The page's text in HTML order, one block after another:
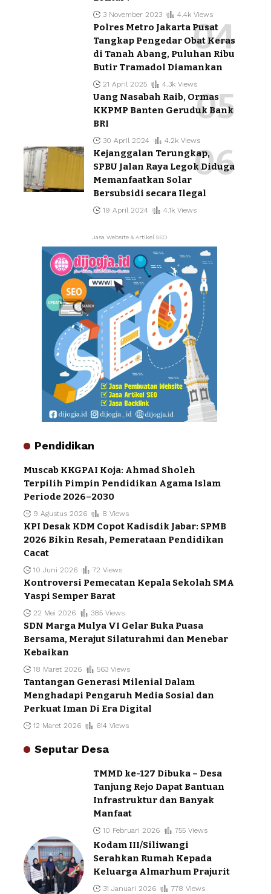
3 November 2023 4.4k Views
Polres Metro Jakarta Pusat
Tangkap Pengedar Obat Keras
di Tanah Abang, Puluhan Ribu
Butir Tramadol Diamankan
21 April 2025 4.3k Views
Uang Nasabah Raib, Ormas
KKPMP Banten Geruduk Bank
BRI
30 April 2024 4.2k Views
Kejanggalan Terungkap,
SPBU Jalan Raya Legok Diduga
Memanfaatkan Solar
Bersubsidi secara Ilegal
19 April 2024 4.1k Views
Jasa Website & Artikel SEO
Pendidikan
Muscab KKGPAI Koja: Ahmad Sholeh
Terpilih Pimpin Pendidikan Agama Islam
Periode 2026–2030
9 Agustus 2026 8 Views
KPI Desak KDM Copot Kadisdik Jabar: SPMB
2026 Bikin Resah, Pemerataan Pendidikan
Cacat
10 Juni 2026 72 Views
Kontroversi Pemecatan Kepala Sekolah SMA
Yaspi Semper Barat
22 Mei 2026 385 Views
SDN Marga Mulya VI Gelar Buka Puasa
Bersama, Merajut Silaturahmi dan Menebar
Kebaikan
18 Maret 2026 563 Views
Tantangan Generasi Milenial Dalam
Menghadapi Pengaruh Media Sosial dan
Perkuat Iman Di Era Digital
12 Maret 2026 614 Views
Seputar Desa
TMMD ke-127 Dibuka – Desa
Tanjung Rejo Dapat Bantuan
Infrastruktur dan Banyak
Manfaat
10 Februari 2026 755 Views
Kodam III/Siliwangi
Serahkan Rumah Kepada
Keluarga Almarhum Prajurit
31 Januari 2026 778 Views